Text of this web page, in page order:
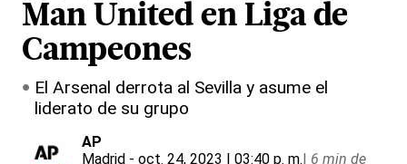
Man United en Liga de
Campeones
El Arsenal derrota al Sevilla y asume el
liderato de su grupo
AP
Madrid - oct. 24, 2023 | 03:40 p. m.| 6 min de